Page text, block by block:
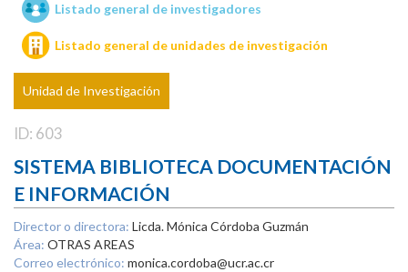
Unidades de investigación
Listado general de investigadores
Listado general de unidades de investigación
Unidad de Investigación
ID: 603
SISTEMA BIBLIOTECA DOCUMENTACIÓN
E INFORMACIÓN
Director o directora: Licda. Mónica Córdoba Guzmán
Área: OTRAS AREAS
Correo electrónico: monica.cordoba@ucr.ac.cr